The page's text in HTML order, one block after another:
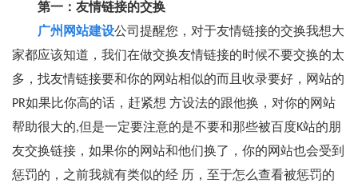
第一：友情链接的交换
广州网站建设公司提醒您，对于友情链接的交换我想大
家都应该知道，我们在做交换友情链接的时候不要交换的太
多，找友情链接要和你的网站相似的而且收录要好，网站的
PR如果比你高的话，赶紧想 方设法的跟他换，对你的网站
帮助很大的,但是一定要注意的是不要和那些被百度K站的朋
友交换链接，如果你的网站和他们换了，你的网站也会受到
惩罚的，之前我就有类似的经 历，至于怎么查看被惩罚的